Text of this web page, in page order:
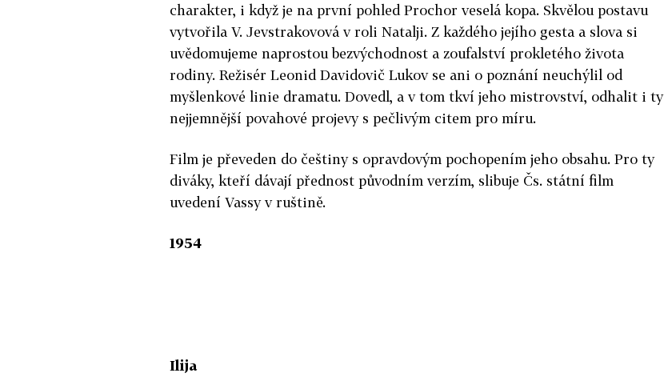
charakter, i když je na první pohled Prochor veselá kopa. Skvělou postavu
vytvořila V. Jevstrakovová v roli Natalji. Z každého jejího gesta a slova si
uvědomujeme naprostou bezvýchodnost a zoufalství prokletého života
rodiny. Režisér Leonid Davidovič Lukov se ani o poznání neuchýlil od
myšlenkové linie dramatu. Dovedl, a v tom tkví jeho mistrovství, odhalit i ty
nejjemnější povahové projevy s pečlivým citem pro míru.
Film je převeden do češtiny s opravdovým pochopením jeho obsahu. Pro ty
diváky, kteří dávají přednost původním verzím, slibuje Čs. státní film
uvedení Vassy v ruštině.
1954
Ilija